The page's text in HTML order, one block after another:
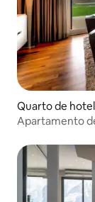
Quarto de hotel
Apartamento